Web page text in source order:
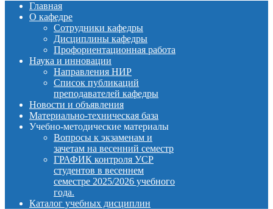
Главная
О кафедре
Сотрудники кафедры
Дисциплины кафедры
Профориентационная работа
Наука и инновации
Направления НИР
Список публикаций
преподавателей кафедры
Новости и объявления
Материально-техническая база
Учебно-методические материалы
Вопросы к экзаменам и
зачетам на весенний семестр
ГРАФИК контроля УСР
студентов в весеннем
семестре 2025/2026 учебного
года.
Каталог учебных дисциплин